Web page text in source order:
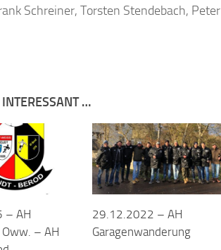
Schreiner, Torsten Stendebach, Peter
…
– AH
– AH
29.12.2022 – AH
Garagenwanderung